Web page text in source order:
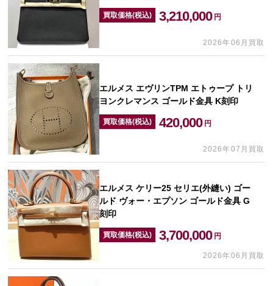
買取価格(税込) 3,210,000 円
2026年06月買取
エルメス エヴリンTPM エトゥープ トリ
ヨンクレマンス ゴールド金具 K刻印
買取価格(税込) 420,000 円
2026年07月買取
エルメス ケリー25 セリエ(外縫い) ゴー
ルド ヴォー・エプソン ゴールド金具 G
刻印
買取価格(税込) 3,700,000 円
2026年06月買取